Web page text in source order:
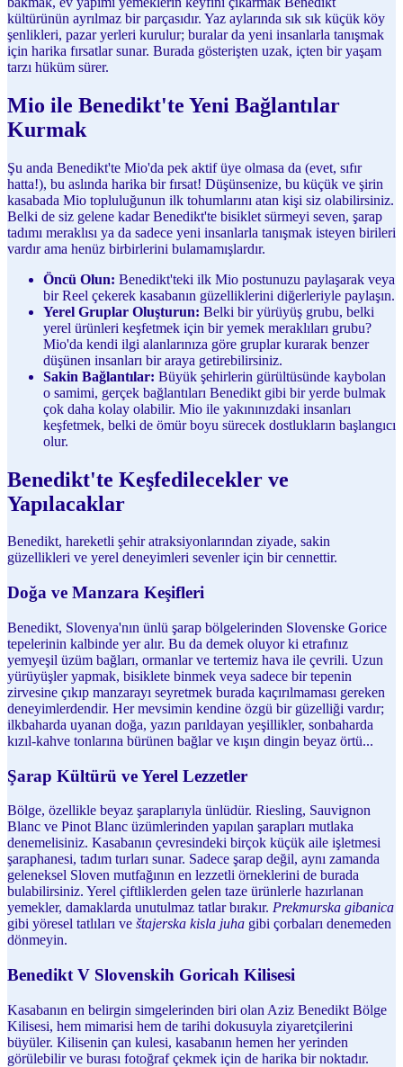
kültürünün ayrılmaz bir parçasıdır. Yaz aylarında sık sık küçük köy
şenlikleri, pazar yerleri kurulur; buralar da yeni insanlarla tanışmak
için harika fırsatlar sunar. Burada gösterişten uzak, içten bir yaşam
tarzı hüküm sürer.
Mio ile Benedikt'te Yeni Bağlantılar
Kurmak
Şu anda Benedikt'te Mio'da pek aktif üye olmasa da (evet, sıfır
hatta!), bu aslında harika bir fırsat! Düşünsenize, bu küçük ve şirin
kasabada Mio topluluğunun ilk tohumlarını atan kişi siz olabilirsiniz.
Belki de siz gelene kadar Benedikt'te bisiklet sürmeyi seven, şarap
tadımı meraklısı ya da sadece yeni insanlarla tanışmak isteyen birileri
vardır ama henüz birbirlerini bulamamışlardır.
Öncü Olun: Benedikt'teki ilk Mio postunuzu paylaşarak veya
bir Reel çekerek kasabanın güzelliklerini diğerleriyle paylaşın.
Yerel Gruplar Oluşturun: Belki bir yürüyüş grubu, belki
yerel ürünleri keşfetmek için bir yemek meraklıları grubu?
Mio'da kendi ilgi alanlarınıza göre gruplar kurarak benzer
düşünen insanları bir araya getirebilirsiniz.
Sakin Bağlantılar: Büyük şehirlerin gürültüsünde kaybolan
o samimi, gerçek bağlantıları Benedikt gibi bir yerde bulmak
çok daha kolay olabilir. Mio ile yakınınızdaki insanları
keşfetmek, belki de ömür boyu sürecek dostlukların başlangıcı
olur.
Benedikt'te Keşfedilecekler ve
Yapılacaklar
Benedikt, hareketli şehir atraksiyonlarından ziyade, sakin
güzellikleri ve yerel deneyimleri sevenler için bir cennettir.
Doğa ve Manzara Keşifleri
Benedikt, Slovenya'nın ünlü şarap bölgelerinden Slovenske Gorice
tepelerinin kalbinde yer alır. Bu da demek oluyor ki etrafınız
yemyeşil üzüm bağları, ormanlar ve tertemiz hava ile çevrili. Uzun
yürüyüşler yapmak, bisiklete binmek veya sadece bir tepenin
zirvesine çıkıp manzarayı seyretmek burada kaçırılmaması gereken
deneyimlerdendir. Her mevsimin kendine özgü bir güzelliği vardır;
ilkbaharda uyanan doğa, yazın parıldayan yeşillikler, sonbaharda
kızıl-kahve tonlarına bürünen bağlar ve kışın dingin beyaz örtü...
Şarap Kültürü ve Yerel Lezzetler
Bölge, özellikle beyaz şaraplarıyla ünlüdür. Riesling, Sauvignon
Blanc ve Pinot Blanc üzümlerinden yapılan şarapları mutlaka
denemelisiniz. Kasabanın çevresindeki birçok küçük aile işletmesi
şaraphanesi, tadım turları sunar. Sadece şarap değil, aynı zamanda
geleneksel Sloven mutfağının en lezzetli örneklerini de burada
bulabilirsiniz. Yerel çiftliklerden gelen taze ürünlerle hazırlanan
yemekler, damaklarda unutulmaz tatlar bırakır. Prekmurska gibanica
gibi yöresel tatlıları ve štajerska kisla juha gibi çorbaları denemeden
dönmeyin.
Benedikt V Slovenskih Goricah Kilisesi
Kasabanın en belirgin simgelerinden biri olan Aziz Benedikt Bölge
Kilisesi, hem mimarisi hem de tarihi dokusuyla ziyaretçilerini
büyüler. Kilisenin çan kulesi, kasabanın hemen her yerinden
görülebilir ve burası fotoğraf çekmek için de harika bir noktadır.